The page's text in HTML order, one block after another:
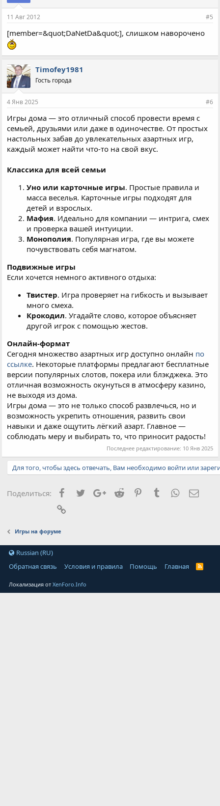
11 Авг 2012 #5
[member=&quot;DaNetDa&quot;], слишком наворочено
Timofey1981
Гость города
4 Янв 2025 #6
Игры дома — это отличный способ провести время с
семьей, друзьями или даже в одиночестве. От простых
настольных забав до увлекательных азартных игр,
каждый может найти что-то на свой вкус.
Классика для всей семьи
Уно или карточные игры. Простые правила и
масса веселья. Карточные игры подходят для
детей и взрослых.
Мафия. Идеально для компании — интрига, смех
и проверка вашей интуиции.
Монополия. Популярная игра, где вы можете
почувствовать себя магнатом.
Подвижные игры
Если хочется немного активного отдыха:
Твистер. Игра проверяет на гибкость и вызывает
много смеха.
Крокодил. Угадайте слово, которое объясняет
другой игрок с помощью жестов.
Онлайн-формат
Сегодня множество азартных игр доступно онлайн по
ссылке. Некоторые платформы предлагают бесплатные
версии популярных слотов, покера или блэкджека. Это
отличная возможность окунуться в атмосферу казино,
не выходя из дома.
Игры дома — это не только способ развлечься, но и
возможность укрепить отношения, развить свои
навыки и даже ощутить лёгкий азарт. Главное —
соблюдать меру и выбирать то, что приносит радость!
Последнее редактирование: 10 Янв 2025
Для того, чтобы здесь отвечать, Вам необходимо войти или
Поделиться: Facebook
TwitterGoogle+
Reddit PinterestTumblrWhatsApp
Игры на форуме
Russian (RU)
Обратная связь
Условия и правила Помощь Главная
Локализация отXenForo.Info